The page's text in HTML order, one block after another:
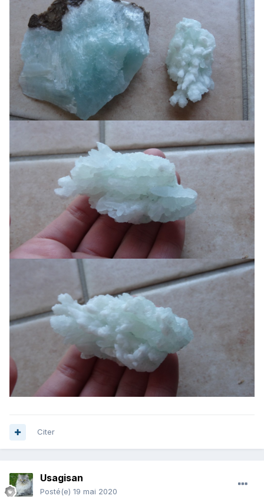
Citer
Usagisan
Posté(e) 19 mai 2020